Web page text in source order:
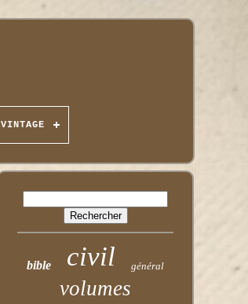
VINTAGE
bible civil général
volumes